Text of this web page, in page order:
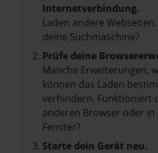
Internetverbindung.
Laden andere
deine Suchmaschine?
Prüfe deine
Manche Erweiterungen,
können das Laden
verhindern. Funktioniert
anderen Browser oder
Fenster?
Starte dein Gerät neu.